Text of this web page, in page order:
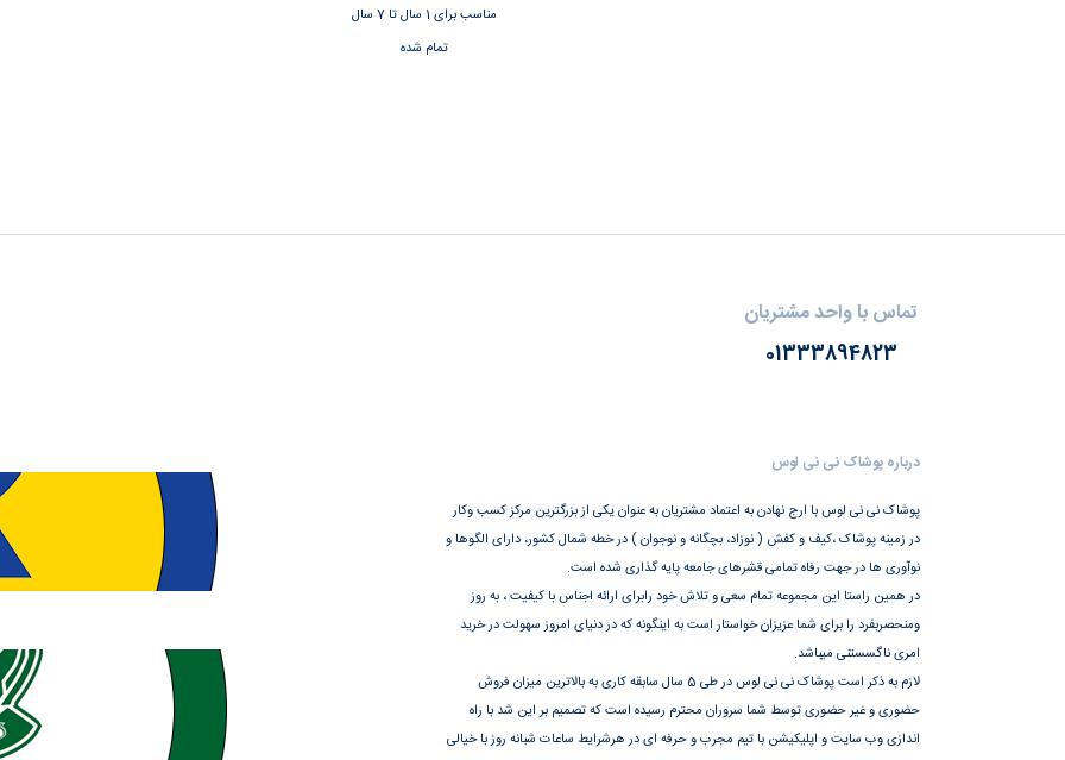
مناسب برای 1 سال تا 7 سال
تمام شده
تماس با واحد مشتریان
01333894823
درباره پوشاک نی نی لوس
پوشاک نی نی لوس با ارج نهادن به اعتماد مشتریان به عنوان یکی از بزرگترین مرکز کسب وکار
در زمینه پوشاک ،کیف و کفش ( نوزاد، بچگانه و نوجوان ) در خطه شمال کشور، دارای الگوها و
نوآوری ها در جهت رفاه تمامی قشرهای جامعه پایه گذاری شده است.
در همین راستا این مجموعه تمام سعی و تلاش خود رابرای ارائه اجناس با کیفیت ، به روز
ومنحصربفرد را برای شما عزیزان خواستار است به اینگونه که در دنیای امروز سهولت در خرید
امری ناگسستنی میباشد.
لازم به ذکر است پوشاک نی نی لوس در طی 5 سال سابقه کاری به بالاترین میزان فروش
حضوری و غیر حضوری توسط شما سروران محترم رسیده است که تصمیم بر این شد با راه
اندازی وب سایت و اپلیکیشن با تیم مجرب و حرفه ای در هرشرایط ساعات شبانه روز با خیالی